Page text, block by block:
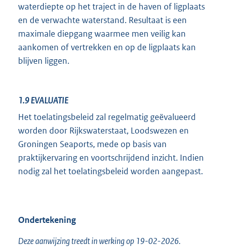
waterdiepte op het traject in de haven of ligplaats
en de verwachte waterstand. Resultaat is een
maximale diepgang waarmee men veilig kan
aankomen of vertrekken en op de ligplaats kan
blijven liggen.
1.9EVALUATIE
Het toelatingsbeleid zal regelmatig geëvalueerd
worden door Rijkswaterstaat, Loodswezen en
Groningen Seaports, mede op basis van
praktijkervaring en voortschrijdend inzicht. Indien
nodig zal het toelatingsbeleid worden aangepast.
Ondertekening
Deze aanwijzing treedt in werking op 19-02-2026.